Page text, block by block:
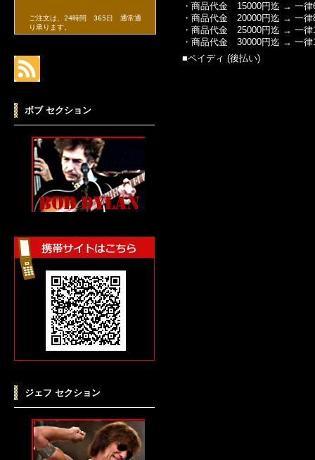
・商品代金 15000円迄 → 一律
・商品代金 20000円迄 → 一律
・商品代金 25000円迄 → 一律
・商品代金 30000円迄 → 一律
■ペイディ (後払い)
ご注文は、24時間 365日 通常通
り承ります。
ボブ セクション
ジェフ セクション